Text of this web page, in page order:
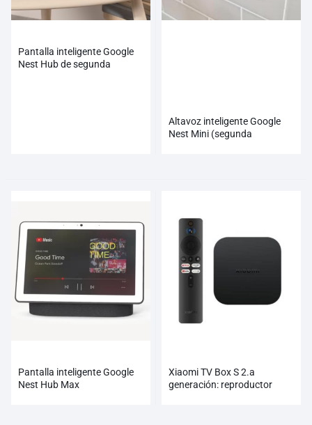
Pantalla inteligente Google
Nest Hub de segunda
Altavoz inteligente Google
Nest Mini (segunda
Pantalla inteligente Google
Nest Hub Max
Xiaomi TV Box S 2.a
generación: reproductor